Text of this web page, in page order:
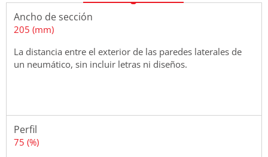
Ancho de sección
205 (mm)
La distancia entre el exterior de las paredes laterales de
un neumático, sin incluir letras ni diseños.
Perfil
75 (%)